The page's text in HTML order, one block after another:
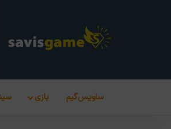
ساویس‌گیم بازی